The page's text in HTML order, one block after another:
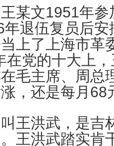
某文1951年
退伍复员后
上了上海市革
在党的十大上
毛主席、周总
，还是每月68
王洪武，是吉
王洪武踏实肯